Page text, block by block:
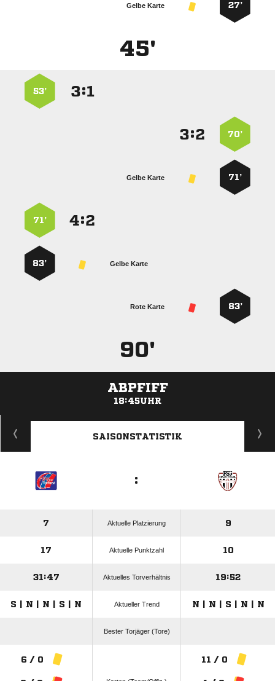
27’
Gelbe Karte
45'
:
53’
70’
:
71’
Gelbe Karte
:
71’
Gelbe Karte
83’
83’
Rote Karte
90'
ABPFIFF
18:45UHR
ANZEIGE
SAISONSTATISTIK
:
7 Aktuelle Platzierung 9
17 Aktuelle Punktzahl 10
31:47 Aktuelles Torverhältnis 19:52
S | N | N | S | N Aktueller Trend N | N | S | N | N
Bester Torjäger (Tore)
6 / 0 11 / 0